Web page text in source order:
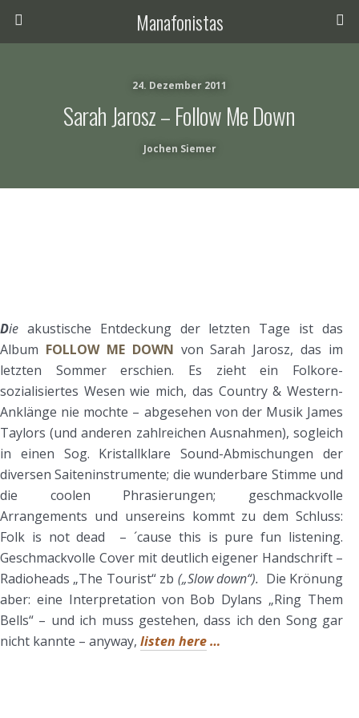
Manafonistas
24. Dezember 2011
Sarah Jarosz – Follow Me Down
Jochen Siemer
Die akustische Entdeckung der letzten Tage ist das
Album FOLLOW ME DOWN von Sarah Jarosz, das im
letzten Sommer erschien. Es zieht ein Folkore-
sozialisiertes Wesen wie mich, das Country & Western-
Anklänge nie mochte – abgesehen von der Musik James
Taylors (und anderen zahlreichen Ausnahmen), sogleich
in einen Sog. Kristallklare Sound-Abmischungen der
diversen Saiteninstrumente; die wunderbare Stimme und
die coolen Phrasierungen; geschmackvolle
Arrangements und unsereins kommt zu dem Schluss:
Folk is not dead – ´cause this is pure fun listening.
Geschmackvolle Cover mit deutlich eigener Handschrift –
Radioheads „The Tourist“ zb („Slow down“). Die Krönung
aber: eine Interpretation von Bob Dylans „Ring Them
Bells“ – und ich muss gestehen, dass ich den Song gar
nicht kannte – anyway, listen here…